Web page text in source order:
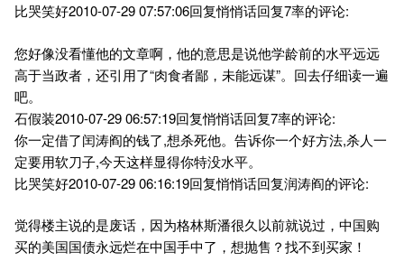
比哭笑好2010-07-29 07:57:06回复悄悄话回复7率的评论:
您好像没看懂他的文章啊，他的意思是说他学龄前的水平远远
高于当政者，还引用了“肉食者鄙，未能远谋”。回去仔细读一遍
吧。
石假装2010-07-29 06:57:19回复悄悄话回复7率的评论:
你一定借了闰涛阎的钱了,想杀死他。告诉你一个好方法,杀人一
定要用软刀子,今天这样显得你特没水平。
比哭笑好2010-07-29 06:16:19回复悄悄话回复润涛阎的评论:
觉得楼主说的是废话，因为格林斯潘很久以前就说过，中国购
买的美国国债永远烂在中国手中了，想抛售？找不到买家！